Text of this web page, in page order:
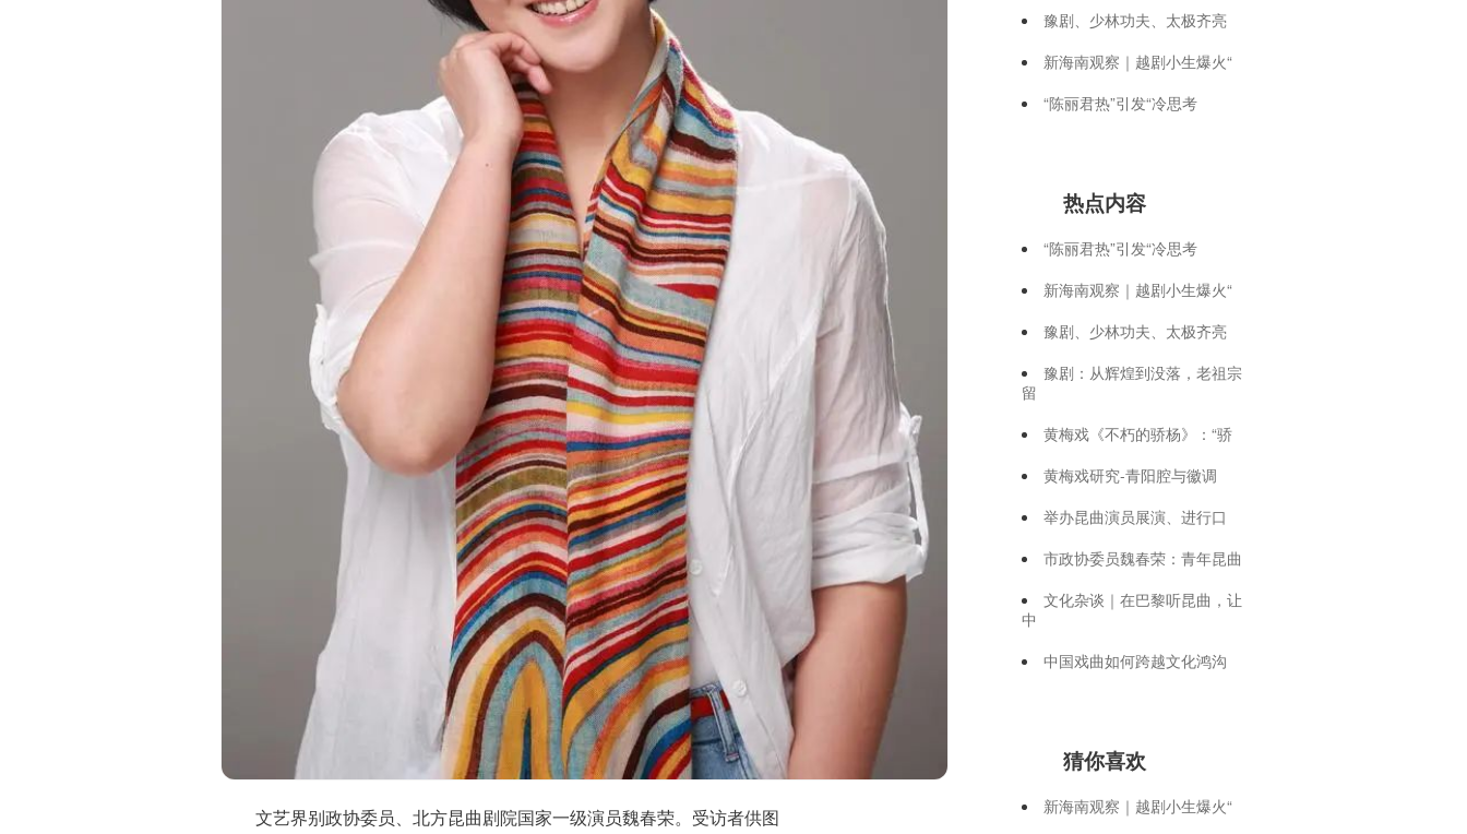
文艺界别政协委员、北方昆曲剧院国家一级演员魏春荣。受访者供图
豫剧、少林功夫、太极齐亮
新海南观察｜越剧小生爆火“
“陈丽君热”引发“冷思考
热点内容
“陈丽君热”引发“冷思考
新海南观察｜越剧小生爆火“
豫剧、少林功夫、太极齐亮
豫剧：从辉煌到没落，老祖宗
留
黄梅戏《不朽的骄杨》：“骄
黄梅戏研究-青阳腔与徽调
举办昆曲演员展演、进行口
市政协委员魏春荣：青年昆曲
文化杂谈｜在巴黎听昆曲，让
中
中国戏曲如何跨越文化鸿沟
猜你喜欢
新海南观察｜越剧小生爆火“